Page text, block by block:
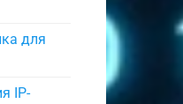
для
IP-